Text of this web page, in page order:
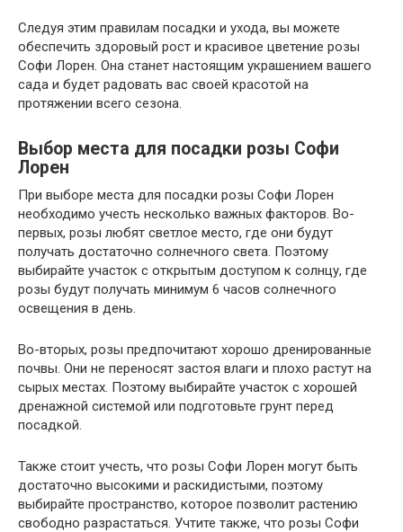
Следуя этим правилам посадки и ухода, вы можете
обеспечить здоровый рост и красивое цветение розы
Софи Лорен. Она станет настоящим украшением вашего
сада и будет радовать вас своей красотой на
протяжении всего сезона.
Выбор места для посадки розы Софи
Лорен
При выборе места для посадки розы Софи Лорен
необходимо учесть несколько важных факторов. Во-
первых, розы любят светлое место, где они будут
получать достаточно солнечного света. Поэтому
выбирайте участок с открытым доступом к солнцу, где
розы будут получать минимум 6 часов солнечного
освещения в день.
Во-вторых, розы предпочитают хорошо дренированные
почвы. Они не переносят застоя влаги и плохо растут на
сырых местах. Поэтому выбирайте участок с хорошей
дренажной системой или подготовьте грунт перед
посадкой.
Также стоит учесть, что розы Софи Лорен могут быть
достаточно высокими и раскидистыми, поэтому
выбирайте пространство, которое позволит растению
свободно разрастаться. Учтите также, что розы Софи